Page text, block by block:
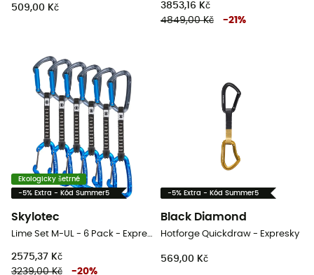
509,00 Kč
3853,16 Kč
4849,00 Kč
-21 %
Ekologicky šetrné
-5% Extra - Kód Summer5
Skylotec
Lime Set M-UL - 6 Pack - Expresky
2575,37 Kč
3239,00 Kč
-20%
-5% Extra - Kód Summer5
Black Diamond
Hotforge Quickdraw - Expresky
569,00 Kč